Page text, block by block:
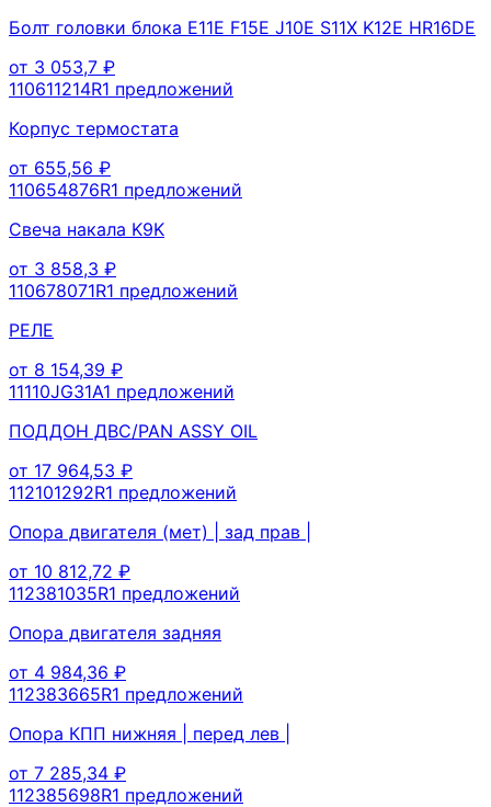
Болт головки блока E11E F15E J10E S11X K12E HR16DE
от 3 053,7 ₽
110611214R1 предложений
Корпус термостата
от 655,56 ₽
110654876R1 предложений
Свеча накала K9K
от 3 858,3 ₽
110678071R1 предложений
РЕЛЕ
от 8 154,39 ₽
11110JG31A1 предложений
ПОДДОН ДВС/PAN ASSY OIL
от 17 964,53 ₽
112101292R1 предложений
Опора двигателя (мет) | зад прав |
от 10 812,72 ₽
112381035R1 предложений
Опора двигателя задняя
от 4 984,36 ₽
112383665R1 предложений
Опора КПП нижняя | перед лев |
от 7 285,34 ₽
112385698R1 предложений